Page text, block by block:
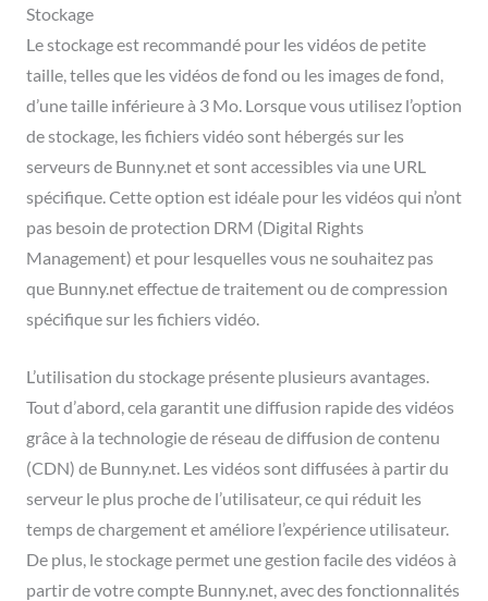
Stockage
Le stockage est recommandé pour les vidéos de petite
taille, telles que les vidéos de fond ou les images de fond,
d’une taille inférieure à 3 Mo. Lorsque vous utilisez l’option
de stockage, les fichiers vidéo sont hébergés sur les
serveurs de Bunny.net et sont accessibles via une URL
spécifique. Cette option est idéale pour les vidéos qui n’ont
pas besoin de protection DRM (Digital Rights
Management) et pour lesquelles vous ne souhaitez pas
que Bunny.net effectue de traitement ou de compression
spécifique sur les fichiers vidéo.
L’utilisation du stockage présente plusieurs avantages.
Tout d’abord, cela garantit une diffusion rapide des vidéos
grâce à la technologie de réseau de diffusion de contenu
(CDN) de Bunny.net. Les vidéos sont diffusées à partir du
serveur le plus proche de l’utilisateur, ce qui réduit les
temps de chargement et améliore l’expérience utilisateur.
De plus, le stockage permet une gestion facile des vidéos à
partir de votre compte Bunny.net, avec des fonctionnalités